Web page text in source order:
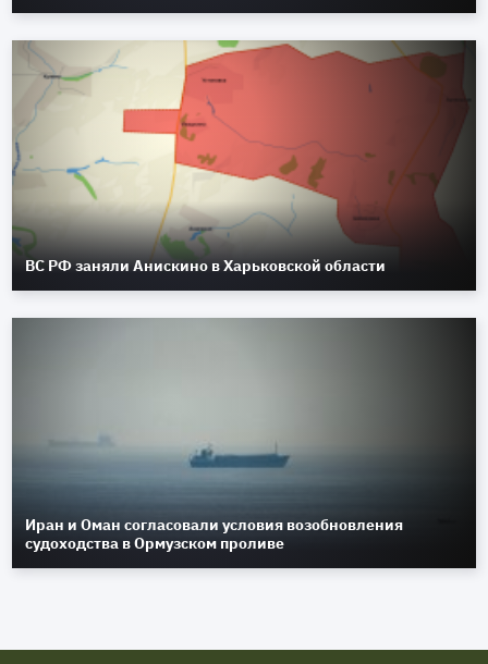
ВС РФ заняли Анискино в Харьковской области
Иран и Оман согласовали условия возобновления
судоходства в Ормузском проливе